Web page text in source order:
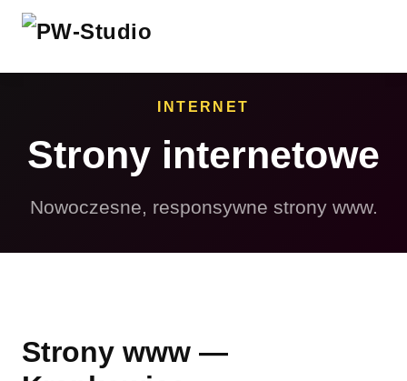
INTERNET
Strony internetowe
Nowoczesne, responsywne strony www.
Strony www —